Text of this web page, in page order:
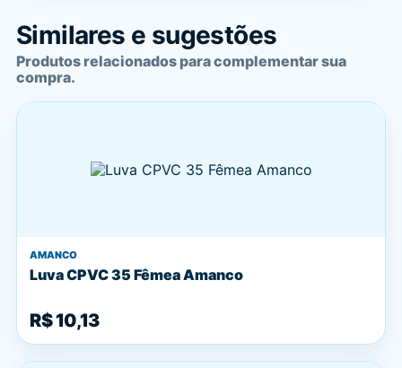
Similares e sugestões
Produtos relacionados para complementar sua
compra.
AMANCO
Luva CPVC 35 Fêmea Amanco
R$ 10,13